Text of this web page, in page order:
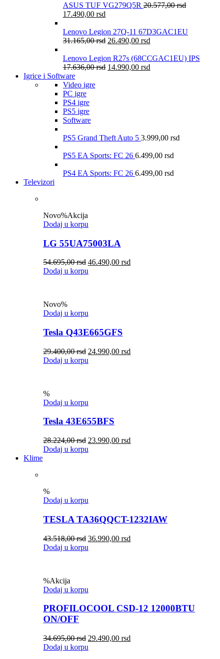
ASUS TUF VG279Q5R 20.577,00rsd
17.490,00 rsd
Lenovo Legion 27Q-11 67D3GAC1EU
31.165,00rsd 26.490,00 rsd
Lenovo Legion R27s (68CCGAC1EU) IPS
17.636,00rsd 14.990,00 rsd
Igrice i Software
Video igre
PC igre
PS4 igre
PS5 igre
Software
PS5 Grand Theft Auto 5 3.999,00 rsd
PS5 EA Sports: FC 26 6.499,00 rsd
PS4 EA Sports: FC 26 6.499,00 rsd
Televizori
Novo%Akcija
Dodaj u korpu
LG 55UA75003LA
54.695,00rsd 46.490,00 rsd
Dodaj u korpu
Novo%
Dodaj u korpu
Tesla Q43E665GFS
29.400,00rsd 24.990,00 rsd
Dodaj u korpu
%
Dodaj u korpu
Tesla 43E655BFS
28.224,00rsd 23.990,00 rsd
Dodaj u korpu
Klime
%
Dodaj u korpu
TESLA TA36QQCT-1232IAW
43.518,00rsd 36.990,00 rsd
Dodaj u korpu
%Akcija
Dodaj u korpu
PROFILOCOOL CSD-12 12000BTU
ON/OFF
34.695,00rsd 29.490,00 rsd
Dodaj u korpu